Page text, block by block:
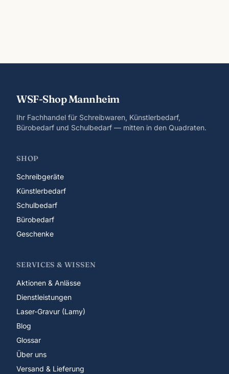
WSF-Shop Mannheim
Ihr Fachhandel für Schreibwaren, Künstlerbedarf,
Bürobedarf und Schulbedarf — mitten in den Quadraten.
SHOP
Schreibgeräte
Künstlerbedarf
Schulbedarf
Bürobedarf
Geschenke
SERVICES & WISSEN
Aktionen & Anlässe
Dienstleistungen
Laser-Gravur (Lamy)
Blog
Glossar
Über uns
Versand & Lieferung